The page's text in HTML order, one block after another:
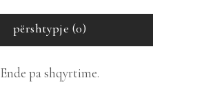
përshtypje (0)
Ende pa shqyrtime.